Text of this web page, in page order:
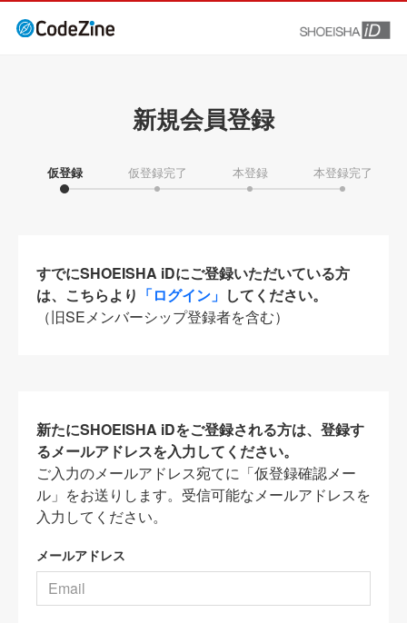
新規会員登録
仮登録 仮登録完了 本登録 本登録完了
すでにSHOEISHA iDにご登録いただいている方
は、こちらより 「ログイン」 してください。
（旧SEメンバーシップ登録者を含む）
新たにSHOEISHA iDをご登録される方は、登録す
るメールアドレスを入力してください。
ご入力のメールアドレス宛てに「仮登録確認メー
ル」をお送りします。受信可能なメールアドレスを
入力してください。
メールアドレス